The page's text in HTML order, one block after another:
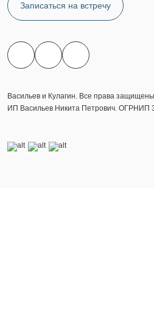
Записаться на встречу
Васильев и Кулагин. Все права
ИП Васильев Никита Петрович. ОГРНИП